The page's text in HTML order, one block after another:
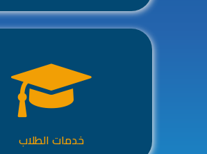
خدمات الطلاب